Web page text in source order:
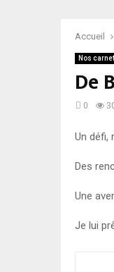
Accueil
Nos
De
0
Un défi,
Des
Une
Je lui